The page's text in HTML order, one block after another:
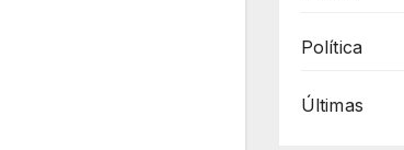
Política
Últimas